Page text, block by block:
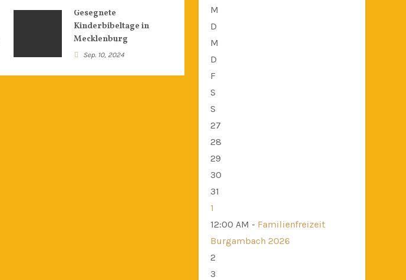
Gesegnete
Kinderbibeltage in
Mecklenburg
Sep. 10, 2024
M
D
M
D
F
S
S
27
28
29
30
31
1
12:00 AM - Familienfreizeit
Burgambach 2026
2
3